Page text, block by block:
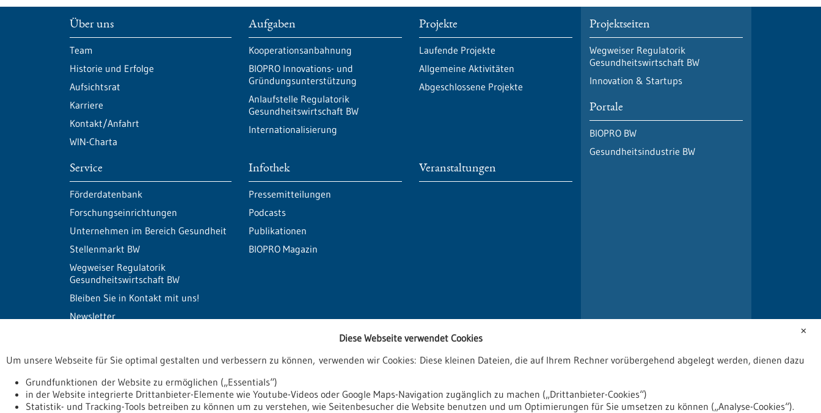
Über uns
Team
Historie und Erfolge
Aufsichtsrat
Karriere
Kontakt/Anfahrt
WIN-Charta
Aufgaben
Kooperationsanbahnung
BIOPRO Innovations- und
Gründungsunterstützung
Anlaufstelle Regulatorik
Gesundheitswirtschaft BW
Internationalisierung
Projekte
Laufende Projekte
Allgemeine Aktivitäten
Abgeschlossene Projekte
Service
Förderdatenbank
Forschungseinrichtungen
Unternehmen im Bereich Gesundheit
Stellenmarkt BW
Wegweiser Regulatorik
Gesundheitswirtschaft BW
Bleiben Sie in Kontakt mit uns!
Newsletter
Infothek
Pressemitteilungen
Podcasts
Publikationen
BIOPRO Magazin
Veranstaltungen
Projektseiten
Wegweiser Regulatorik
Gesundheitswirtschaft BW
Innovation & Startups
Portale
BIOPRO BW
Gesundheitsindustrie BW
Informiert bleiben Newsletter abonnieren
✕
Diese Webseite verwendet Cookies
Um unsere Webseite für Sie optimal gestalten und verbessern zu können, verwenden wir Cookies: Diese kleinen Dateien, die auf Ihrem Rechner vorübergehend abgelegt werden, dienen dazu
Grundfunktionen der Website zu ermöglichen („Essentials“)
in der Website integrierte Drittanbieter-Elemente wie Youtube-Videos oder Google Maps-Navigation zugänglich zu machen („Drittanbieter-Cookies“)
Statistik- und Tracking-Tools betreiben zu können um zu verstehen, wie Seitenbesucher die Website benutzen und um Optimierungen für Sie umsetzen zu können („Analyse-Cookies“).